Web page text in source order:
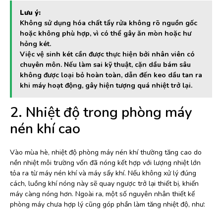
Lưu ý:
Không sử dụng hóa chất tẩy rửa không rõ nguồn gốc
hoặc không phù hợp, vì có thể gây ăn mòn hoặc hư
hỏng két.
Việc vệ sinh két cần được thực hiện bởi nhân viên có
chuyên môn. Nếu làm sai kỹ thuật, cặn dầu bám sâu
không được loại bỏ hoàn toàn, dẫn đến keo dầu tan ra
khi máy hoạt động, gây hiện tượng quá nhiệt trở lại.
2. Nhiệt độ trong phòng máy
nén khí cao
Vào mùa hè, nhiệt độ phòng máy nén khí thường tăng cao do
nền nhiệt môi trường vốn đã nóng kết hợp với lượng nhiệt lớn
tỏa ra từ máy nén khí và máy sấy khí. Nếu không xử lý đúng
cách, luồng khí nóng này sẽ quay ngược trở lại thiết bị, khiến
máy càng nóng hơn. Ngoài ra, một số nguyên nhân thiết kế
phòng máy chưa hợp lý cũng góp phần làm tăng nhiệt độ, như: